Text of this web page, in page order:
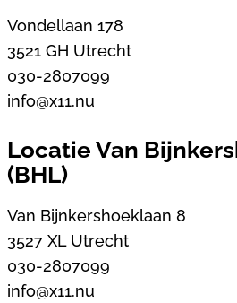
Vondellaan 178
3521 GH Utrecht
030-2807099
info@x11.nu
Locatie Van
(BHL)
Van Bijnkershoeklaan 8
3527 XL Utrecht
030-2807099
info@x11.nu